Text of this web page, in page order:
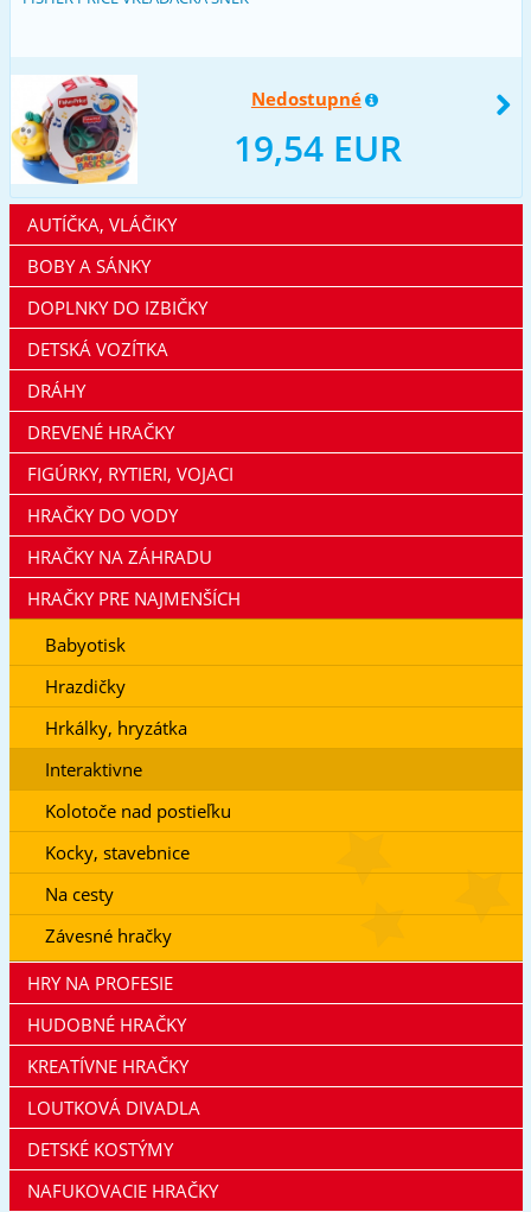
Nedostupné
19,54 EUR
AUTÍČKA, VLÁČIKY
BOBY A SÁNKY
DOPLNKY DO IZBIČKY
DETSKÁ VOZÍTKA
DRÁHY
DREVENÉ HRAČKY
FIGÚRKY, RYTIERI, VOJACI
HRAČKY DO VODY
HRAČKY NA ZÁHRADU
HRAČKY PRE NAJMENŠÍCH
Babyotisk
Hrazdičky
Hrkálky, hryzátka
Interaktivne
Kolotoče nad postieľku
Kocky, stavebnice
Na cesty
Závesné hračky
HRY NA PROFESIE
HUDOBNÉ HRAČKY
KREATÍVNE HRAČKY
LOUTKOVÁ DIVADLA
DETSKÉ KOSTÝMY
NAFUKOVACIE HRAČKY